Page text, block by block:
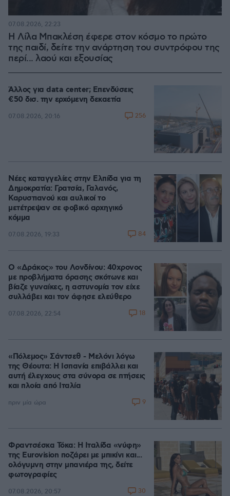
Η Λίλα Μπακλέση έφερε στον κόσμο το πρώτο
της παιδί, δείτε την ανάρτηση του συντρόφου της
περί... λαού και εξουσίας
07.08.2026, 22:23
Άλλος για data center; Επενδύσεις
€50 δισ. την ερχόμενη δεκαετία
07.08.2026, 20:16 256
Νέες καταγγελίες στην Ελπίδα για τη
Δημοκρατία: Γρατσία, Γαλανός,
Καρυστιανού και αυλικοί το
μετέτρεψαν σε φοβικό αρχηγικό
κόμμα
07.08.2026, 19:33 84
Ο «Δράκος» του Λονδίνου: 40χρονος
με προβλήματα όρασης σκότωνε και
βίαζε γυναίκες, η αστυνομία τον είχε
συλλάβει και τον άφησε ελεύθερο
07.08.2026, 22:54 18
«Πόλεμος» Σάντσεθ - Μελόνι λόγω
της Θέουτα: Η Ισπανία επιβάλλει και
αυτή έλεγχους στα σύνορα σε πτήσεις
και πλοία από Ιταλία
πριν μία ώρα 9
Φραντσέσκα Τόκα: Η Ιταλίδα «νύφη»
της Eurovision ποζάρει με μπικίνι και...
ολόγυμνη στην μπανιέρα της, δείτε
φωτογραφίες
07.08.2026, 20:57 30